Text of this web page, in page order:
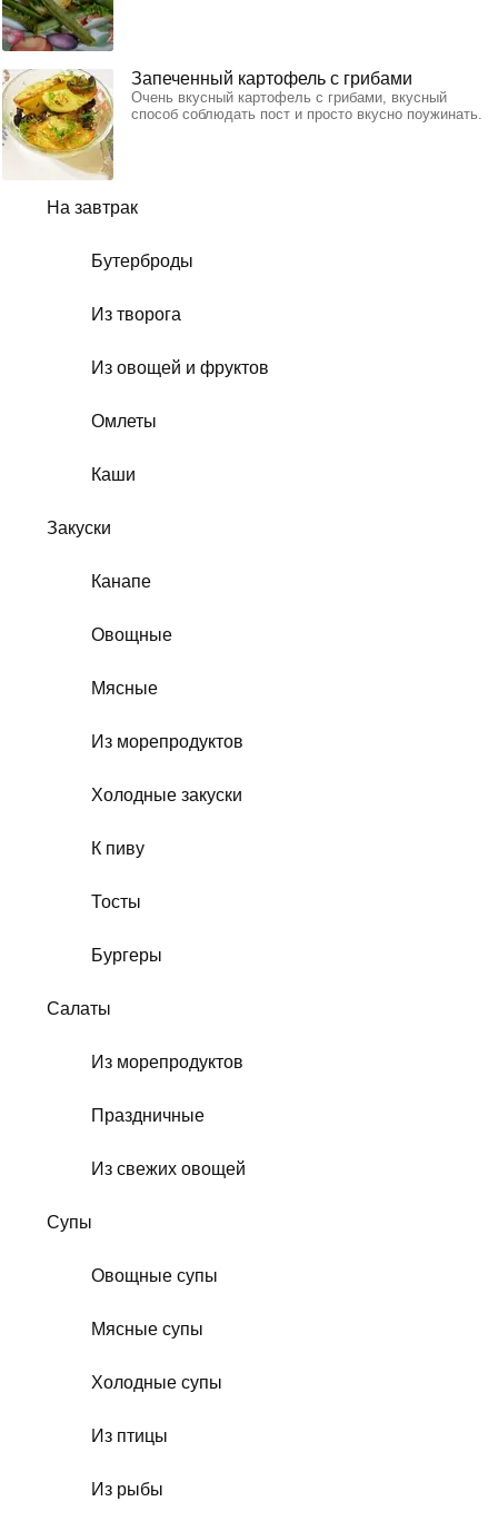
На завтрак
Бутерброды
Из творога
Из овощей и фруктов
Омлеты
Каши
Закуски
Канапе
Овощные
Мясные
Из морепродуктов
Холодные закуски
К пиву
Тосты
Бургеры
Салаты
Из морепродуктов
Праздничные
Из свежих овощей
Супы
Овощные супы
Мясные супы
Холодные супы
Из птицы
Из рыбы
Запеченный картофель с грибами
Очень вкусный картофель с грибами, вкусный
способ соблюдать пост и просто вкусно поужинать.